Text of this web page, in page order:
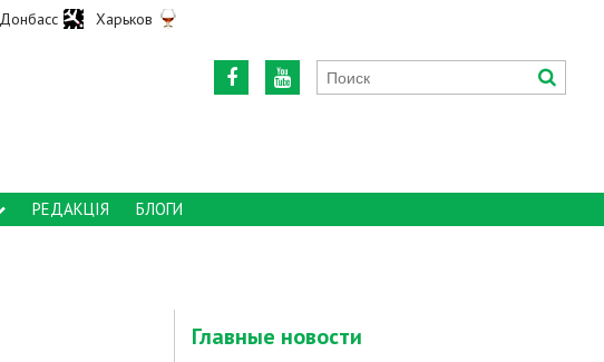
Донбасс Харьков
РЕДАКЦІЯ БЛОГИ
Главные новости